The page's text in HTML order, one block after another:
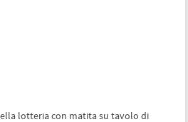
lotteria con matita su tavolo di